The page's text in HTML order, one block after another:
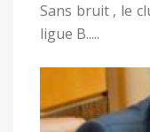
Sans bruit , le
ligue B.....